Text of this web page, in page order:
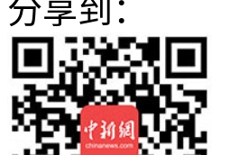
分享到：